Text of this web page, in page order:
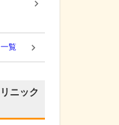
覧
ニック